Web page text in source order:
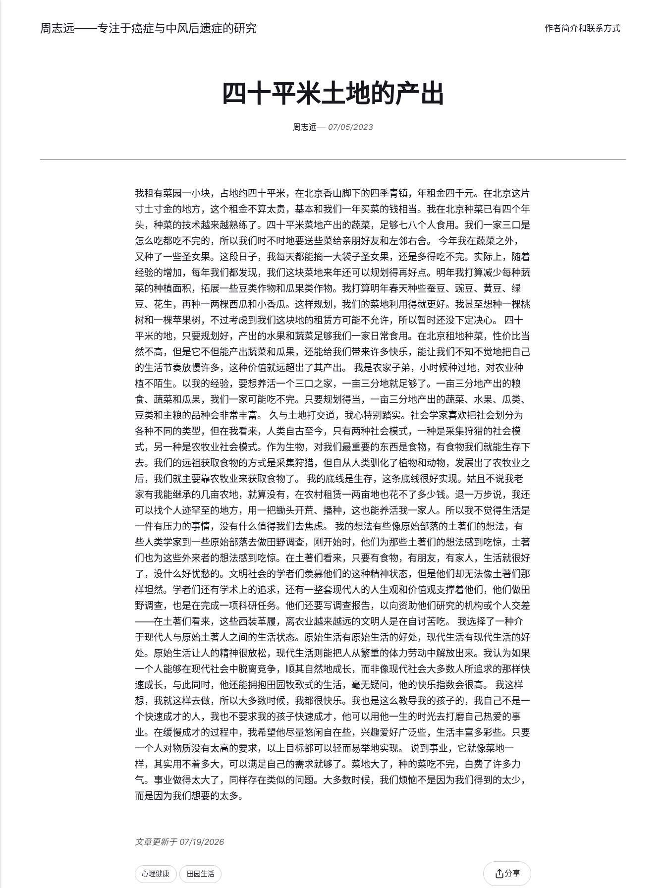
周志远——专注于癌症与中风后遗症的研究 作者简介和联系方式
四十平米土地的产出
周志远 07/05/2023
我租有菜园一小块，占地约四十平米，在北京香山脚下的四季青镇，年租金四千元。在北京这片
寸土寸金的地方，这个租金不算太贵，基本和我们一年买菜的钱相当。我在北京种菜已有四个年
头，种菜的技术越来越熟练了。四十平米菜地产出的蔬菜，足够七八个人食用。我们一家三口是
怎么吃都吃不完的，所以我们时不时地要送些菜给亲朋好友和左邻右舍。 今年我在蔬菜之外，
又种了一些圣女果。这段日子，我每天都能摘一大袋子圣女果，还是多得吃不完。实际上，随着
经验的增加，每年我们都发现，我们这块菜地来年还可以规划得再好点。明年我打算减少每种蔬
菜的种植面积，拓展一些豆类作物和瓜果类作物。我打算明年春天种些蚕豆、豌豆、黄豆、绿
豆、花生，再种一两棵西瓜和小香瓜。这样规划，我们的菜地利用得就更好。我甚至想种一棵桃
树和一棵苹果树，不过考虑到我们这块地的租赁方可能不允许，所以暂时还没下定决心。 四十
平米的地，只要规划好，产出的水果和蔬菜足够我们一家日常食用。在北京租地种菜，性价比当
然不高，但是它不但能产出蔬菜和瓜果，还能给我们带来许多快乐，能让我们不知不觉地把自己
的生活节奏放慢许多，这种价值就远超出了其产出。 我是农家子弟，小时候种过地，对农业种
植不陌生。以我的经验，要想养活一个三口之家，一亩三分地就足够了。一亩三分地产出的粮
食、蔬菜和瓜果，我们一家可能吃不完。只要规划得当，一亩三分地产出的蔬菜、水果、瓜类、
豆类和主粮的品种会非常丰富。 久与土地打交道，我心特别踏实。社会学家喜欢把社会划分为
各种不同的类型，但在我看来，人类自古至今，只有两种社会模式，一种是采集狩猎的社会模
式，另一种是农牧业社会模式。作为生物，对我们最重要的东西是食物，有食物我们就能生存下
去。我们的远祖获取食物的方式是采集狩猎，但自从人类驯化了植物和动物，发展出了农牧业之
后，我们就主要靠农牧业来获取食物了。 我的底线是生存，这条底线很好实现。姑且不说我老
家有我能继承的几亩农地，就算没有，在农村租赁一两亩地也花不了多少钱。退一万步说，我还
可以找个人迹罕至的地方，用一把锄头开荒、播种，这也能养活我一家人。所以我不觉得生活是
一件有压力的事情，没有什么值得我们去焦虑。 我的想法有些像原始部落的土著们的想法，有
些人类学家到一些原始部落去做田野调查，刚开始时，他们为那些土著们的想法感到吃惊，土著
们也为这些外来者的想法感到吃惊。在土著们看来，只要有食物，有朋友，有家人，生活就很好
了，没什么好忧愁的。文明社会的学者们羡慕他们的这种精神状态，但是他们却无法像土著们那
样坦然。学者们还有学术上的追求，还有一整套现代人的人生观和价值观支撑着他们，他们做田
野调查，也是在完成一项科研任务。他们还要写调查报告，以向资助他们研究的机构或个人交差
——在土著们看来，这些西装革履，离农业越来越远的文明人是在自讨苦吃。 我选择了一种介
于现代人与原始土著人之间的生活状态。原始生活有原始生活的好处，现代生活有现代生活的好
处。原始生活让人的精神很放松，现代生活则能把人从繁重的体力劳动中解放出来。我认为如果
一个人能够在现代社会中脱离竞争，顺其自然地成长，而非像现代社会大多数人所追求的那样快
速成长，与此同时，他还能拥抱田园牧歌式的生活，毫无疑问，他的快乐指数会很高。 我这样
想，我就这样去做，所以大多数时候，我都很快乐。我也是这么教导我的孩子的，我自己不是一
个快速成才的人，我也不要求我的孩子快速成才，他可以用他一生的时光去打磨自己热爱的事
业。在缓慢成才的过程中，我希望他尽量悠闲自在些，兴趣爱好广泛些，生活丰富多彩些。只要
一个人对物质没有太高的要求，以上目标都可以轻而易举地实现。 说到事业，它就像菜地一
样，其实用不着多大，可以满足自己的需求就够了。菜地大了，种的菜吃不完，白费了许多力
气。事业做得太大了，同样存在类似的问题。大多数时候，我们烦恼不是因为我们得到的太少，
而是因为我们想要的太多。
文章更新于 07/19/2026
心理健康 田园生活 分享